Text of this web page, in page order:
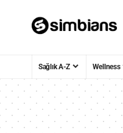
Sağlık A-Z Wellness